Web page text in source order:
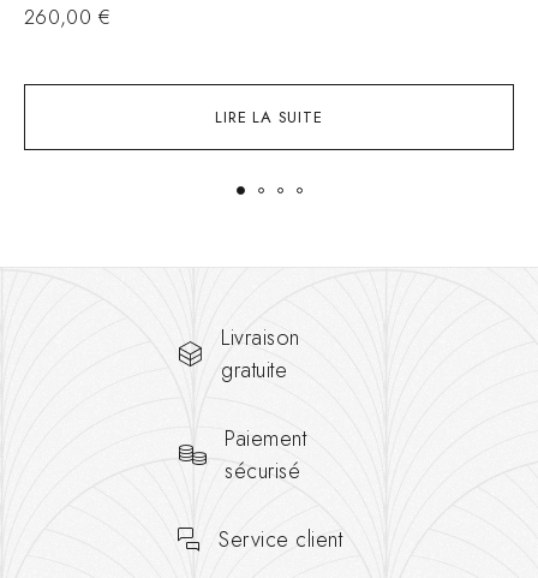
LIRE LA SUITE
260,00 €
Livraison
gratuite
Paiement
sécurisé
Service client